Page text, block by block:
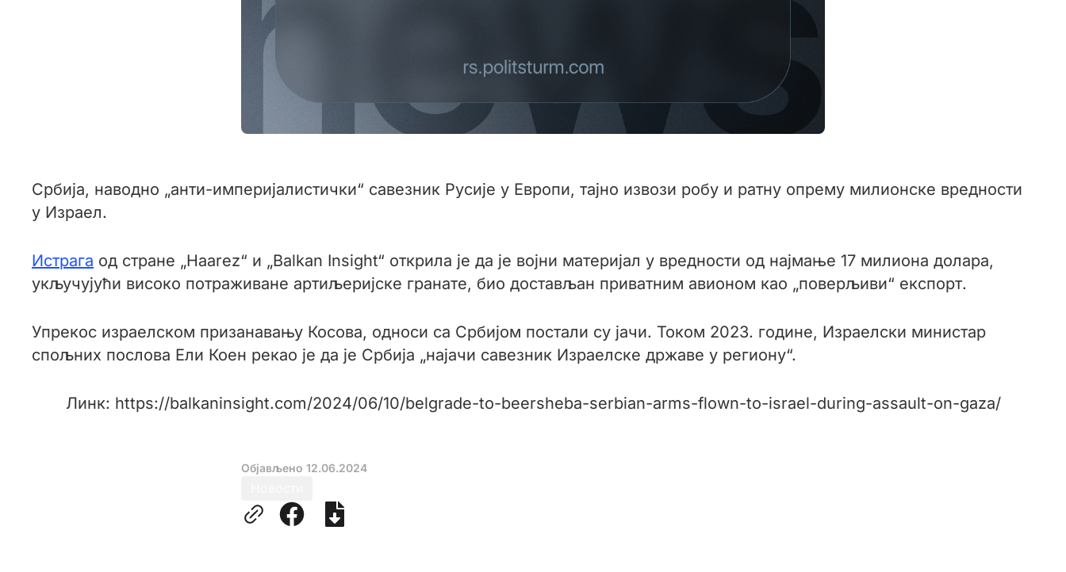
Србија, наводно „анти-империјалистички“ савезник Русије у Европи, тајно извози робу и ратну опрему милионске вредности
у Израел.
Истрага од стране „Haarez“ и „Balkan Insight“ открила је да је војни материјал у вредности од најмање 17 милиона долара,
укључујући високо потраживане артиљеријске гранате, био достављан приватним авионом као „поверљиви“ експорт.
Упрекос израелском призанавању Косова, односи са Србијом постали су јачи. Током 2023. године, Израелски министар
спољних послова Ели Коен рекао је да је Србија „најачи савезник Израелске државе у региону“.
Линк: https://balkaninsight.com/2024/06/10/belgrade-to-beersheba-serbian-arms-flown-to-israel-during-assault-on-gaza/
Објављено 12.06.2024